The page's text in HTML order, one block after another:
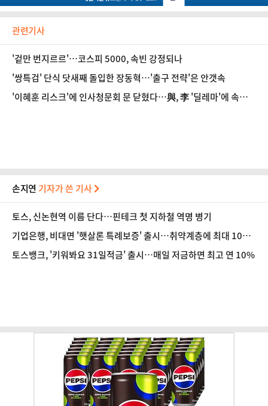
관련기사
'겉만 번지르르'…코스피 5000, 속빈 강정되나
'쌍특검' 단식 닷새째 돌입한 장동혁…'출구 전략'은 안갯속
'이혜훈 리스크'에 인사청문회 문 닫혔다…與, 李 '딜레마'에 속수무
손지연 기자가 쓴 기사
토스, 신논현역 이름 단다…핀테크 첫 지하철 역명 병기
기업은행, 비대면 '햇살론 특례보증' 출시…취약계층에 최대 1000
만원 지원
토스뱅크, '키워봐요 31일적금' 출시…매일 저금하면 최고 연 10%